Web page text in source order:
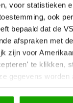
voor statistieken
ook
bepaald dat de
afspraken met
zijn voor
te klikken,
gegevens worden